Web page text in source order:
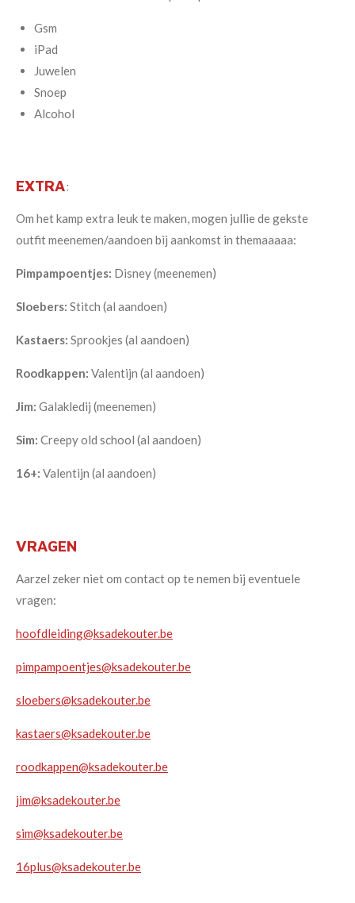
Gsm
iPad
Juwelen
Snoep
Alcohol
EXTRA:
Om het kamp extra leuk te maken, mogen jullie de gekste
outfit meenemen/aandoen bij aankomst in themaaaaa:
Pimpampoentjes: Disney (meenemen)
Sloebers: Stitch (al aandoen)
Kastaers: Sprookjes (al aandoen)
Roodkappen: Valentijn (al aandoen)
Jim: Galakledij (meenemen)
Sim: Creepy old school (al aandoen)
16+: Valentijn (al aandoen)
VRAGEN
Aarzel zeker niet om contact op te nemen bij eventuele
vragen:
hoofdleiding@ksadekouter.be
pimpampoentjes@ksadekouter.be
sloebers@ksadekouter.be
kastaers@ksadekouter.be
roodkappen@ksadekouter.be
jim@ksadekouter.be
sim@ksadekouter.be
16plus@ksadekouter.be